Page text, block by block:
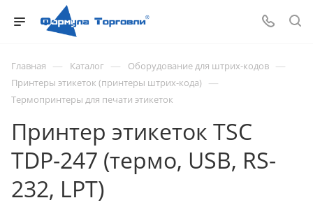
Главная — Каталог — Оборудование для штрих-кодов —
Принтеры этикеток (принтеры штрих-кода) —
Термопринтеры для печати этикеток
Принтер этикеток TSC
TDP-247 (термо, USB, RS-
232, LPT)